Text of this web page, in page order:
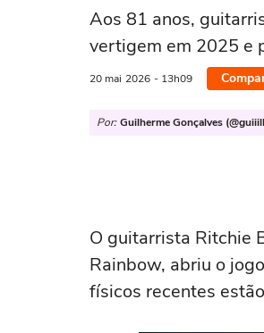
Aos 81 anos,
vertigem em 2025 e
20 mai 2026 - 13h09
Por: Guilherme Gonçalves
O guitarrista Ritchie
Rainbow, abriu o
físicos recentes